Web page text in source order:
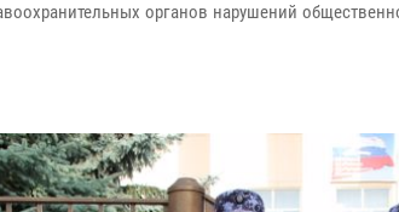
органов нарушений